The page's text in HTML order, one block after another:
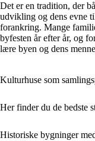
Det er en tradition, der
udvikling og dens evne
forankring. Mange
byfesten år efter år, og
lære byen og dens
Kulturhuse som
Her finder du de bedste
Historiske bygninger